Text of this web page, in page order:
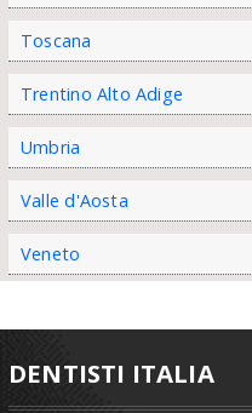
Toscana
Trentino Alto Adige
Umbria
Valle d'Aosta
Veneto
DENTISTI ITALIA